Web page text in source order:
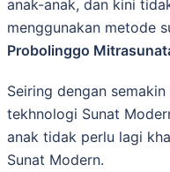
anak-anak, dan kini
menggunakan metode
Probolinggo
Seiring dengan
tеkhnоlоgі Sunat
anak tidak perlu lagi
Sunat Modern.